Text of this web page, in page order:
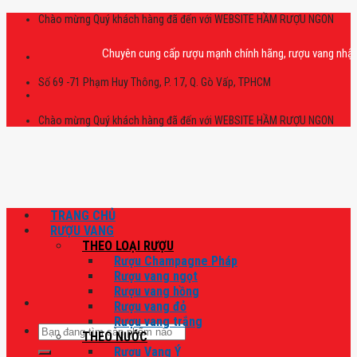
Skip
Chào mừng Quý khách hàng đã đến với WEBSITE HẦM RƯỢU NGON
Chuyên cung cấp rượu mạnh chính hãng, rượu vang nhập
Số 69 -71 Phạm Huy Thông, P. 17, Q. Gò Vấp, TPHCM
Chào mừng Quý khách hàng đã đến với WEBSITE HẦM RƯỢU NGON
Tìm
kiếm:
TRANG CHỦ
RƯỢU VANG
THEO LOẠI RƯỢU
Rượu Champagne Pháp
Rượu vang ngọt
Rượu vang hồng
Rượu vang đỏ
Rượu vang trắng
THEO NƯỚC
Rượu Vang Ý